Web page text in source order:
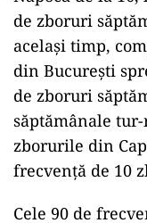
de zboruri
același timp,
din București
de zboruri
săptămânale
zborurile din
frecvență de 10
Cele 90 de